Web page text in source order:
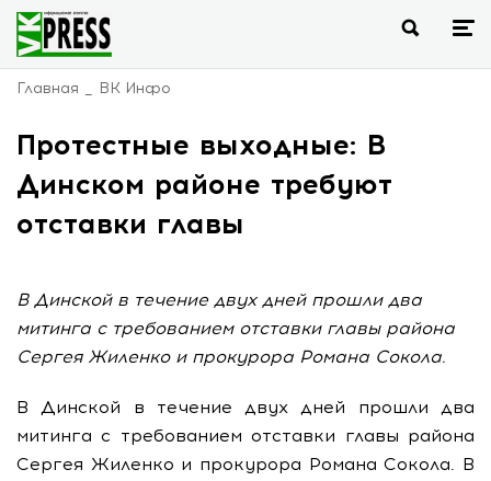
Главная ВК Инфо
Протестные выходные: В
Динском районе требуют
отставки главы
В Динской в течение двух дней прошли два
митинга с требованием отставки главы района
Сергея Жиленко и прокурора Романа Сокола.
В Динской в течение двух дней прошли два
митинга с требованием отставки главы района
Сергея Жиленко и прокурора Романа Сокола. В